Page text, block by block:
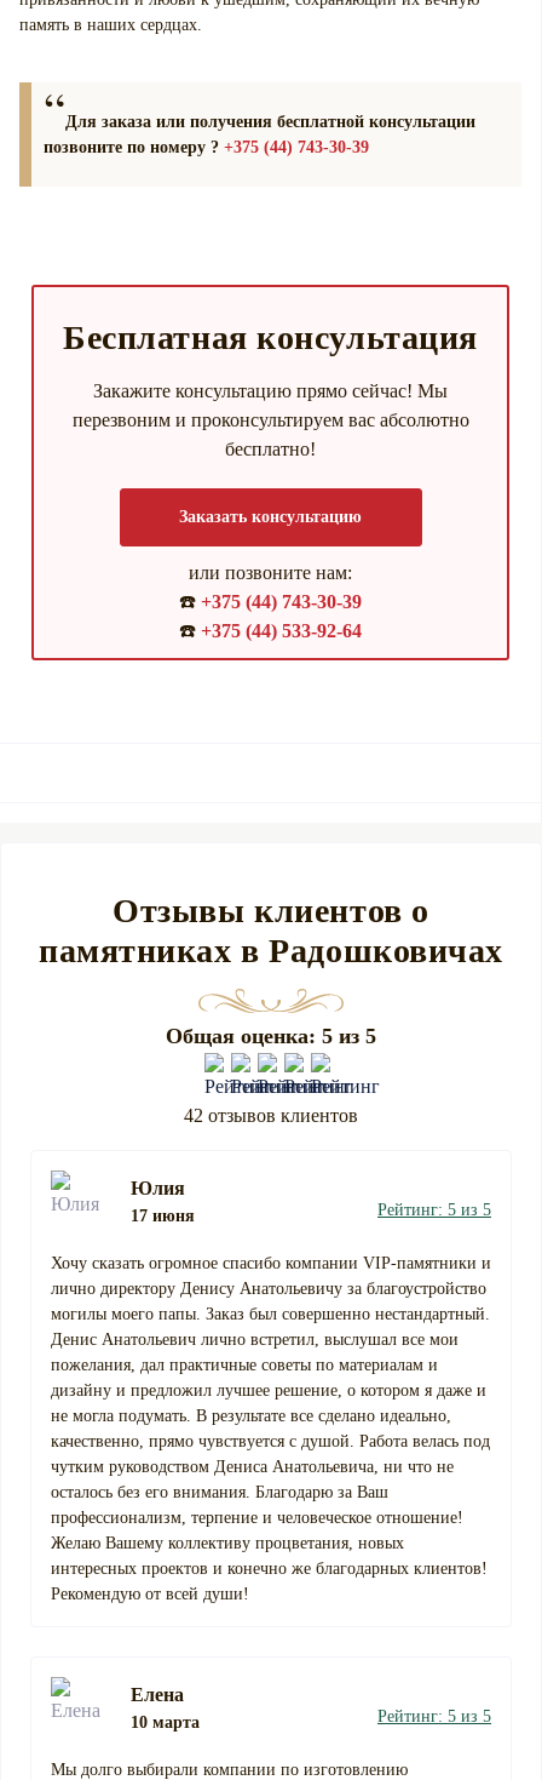
память в наших сердцах.
Для заказа или получения бесплатной консультации
позвоните по номеру ? +375 (44) 743-30-39
Бесплатная консультация
Закажите консультацию прямо сейчас! Мы
перезвоним и проконсультируем вас абсолютно
бесплатно!
Заказать консультацию
или позвоните нам:
☎️ +375 (44) 743-30-39
☎️ +375 (44) 533-92-64
Отзывы клиентов о
памятниках в Радошковичах
Общая оценка: 5 из 5
42 отзывов клиентов
Юлия
17 июня Рейтинг: 5 из 5
Хочу сказать огромное спасибо компании VIP-памятники и
лично директору Денису Анатольевичу за благоустройство
могилы моего папы. Заказ был совершенно нестандартный.
Денис Анатольевич лично встретил, выслушал все мои
пожелания, дал практичные советы по материалам и
дизайну и предложил лучшее решение, о котором я даже и
не могла подумать. В результате все сделано идеально,
качественно, прямо чувствуется с душой. Работа велась под
чутким руководством Дениса Анатольевича, ни что не
осталось без его внимания. Благодарю за Ваш
профессионализм, терпение и человеческое отношение!
Желаю Вашему коллективу процветания, новых
интересных проектов и конечно же благодарных клиентов!
Рекомендую от всей души!
Елена
10 марта Рейтинг: 5 из 5
Мы долго выбирали компании по изготовлению